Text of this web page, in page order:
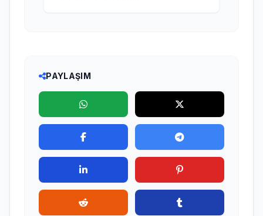
PAYLAŞIM